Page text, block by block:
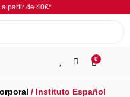
a partir de 40€*
0
/ Instituto Español